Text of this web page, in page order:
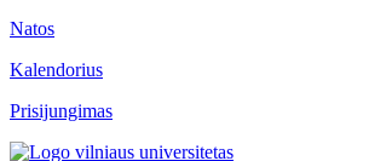
Natos
Kalendorius
Prisijungimas